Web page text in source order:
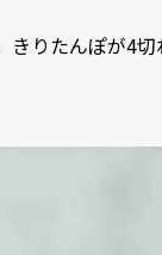
きりたんぽが4